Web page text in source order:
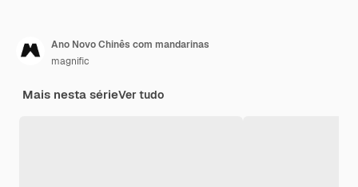
Ano Novo Chinês com mandarinas
magnific
Mais nesta sérieVer tudo